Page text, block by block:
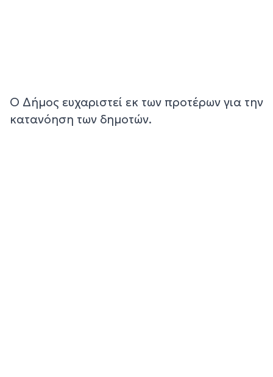
Ο Δήμος ευχαριστεί εκ των προτέρων για την
κατανόηση των δημοτών.